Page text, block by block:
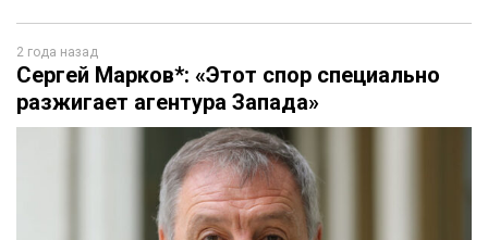
2 года назад
Сергей Марков*: «Этот спор специально
разжигает агентура Запада»